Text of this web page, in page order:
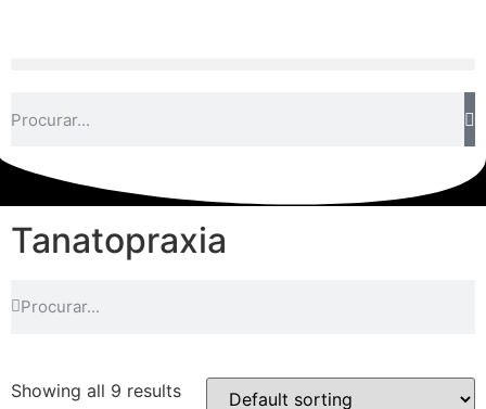
Tanatopraxia
Showing all 9 results